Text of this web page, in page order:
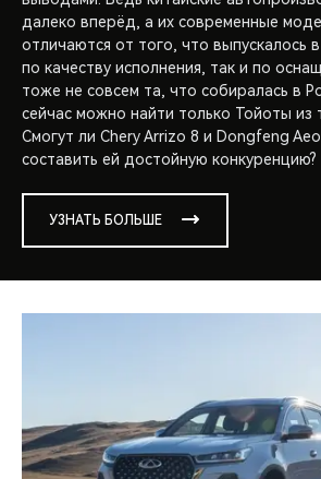
далеко вперёд, а их современные
отличаются от того, что выпускалось
по качеству исполнения, так и по
тоже не совсем та, что собиралась в
сейчас можно найти только Тойоты из
Смогут ли Chery Arrizo 8 и Dongfeng
составить ей достойную конкуренцию?
УЗНАТЬ БОЛЬШЕ